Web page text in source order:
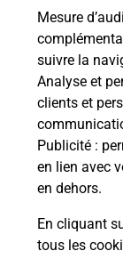
Mesure
suivre la
Analyse et
clients et
Publicité :
en lien avec
en dehors.
En cliquant
tous les
Relais
Fermé-
2 RUE DE
67100
En savoir plus
Le lien s'ouvre